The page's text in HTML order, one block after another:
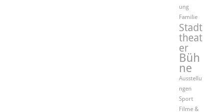
ung
Familie
Stadt
theat
er
Büh
ne
Ausstellu
ngen
Sport
Filme &